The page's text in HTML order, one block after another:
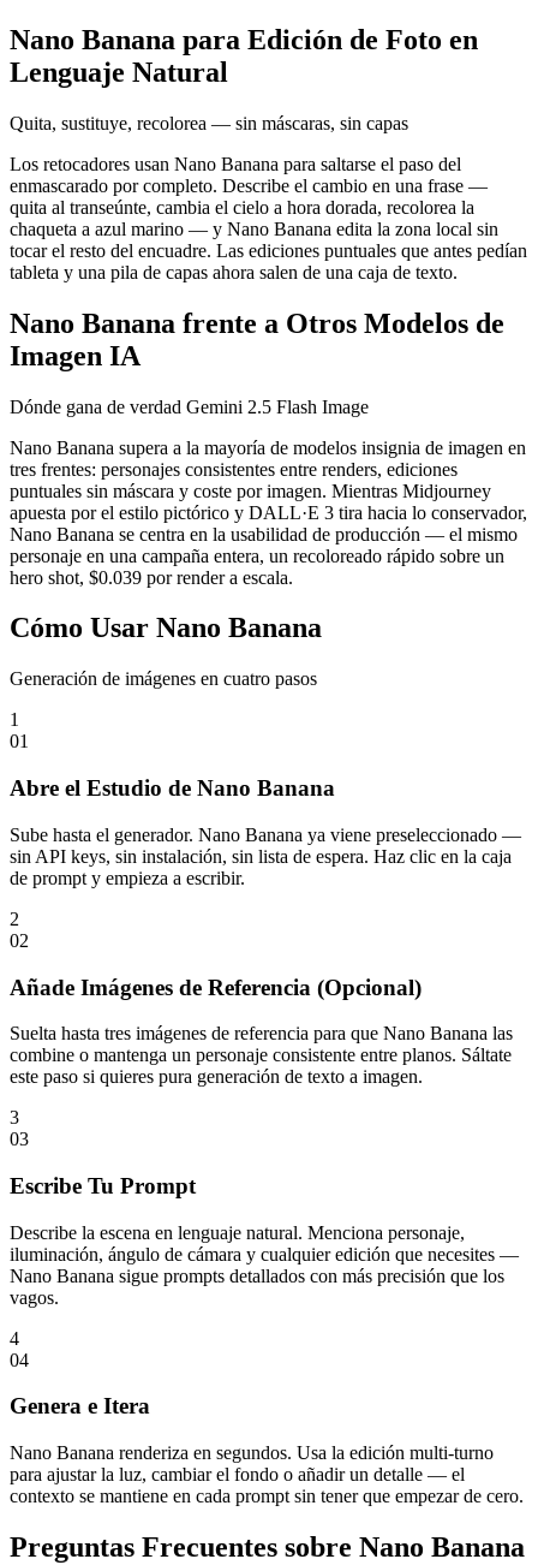
Nano Banana para Edición de Foto en
Lenguaje Natural
Quita, sustituye, recolorea — sin máscaras, sin capas
Los retocadores usan Nano Banana para saltarse el paso del
enmascarado por completo. Describe el cambio en una frase —
quita al transeúnte, cambia el cielo a hora dorada, recolorea la
chaqueta a azul marino — y Nano Banana edita la zona local sin
tocar el resto del encuadre. Las ediciones puntuales que antes pedían
tableta y una pila de capas ahora salen de una caja de texto.
Nano Banana frente a Otros Modelos de
Imagen IA
Dónde gana de verdad Gemini 2.5 Flash Image
Nano Banana supera a la mayoría de modelos insignia de imagen en
tres frentes: personajes consistentes entre renders, ediciones
puntuales sin máscara y coste por imagen. Mientras Midjourney
apuesta por el estilo pictórico y DALL·E 3 tira hacia lo conservador,
Nano Banana se centra en la usabilidad de producción — el mismo
personaje en una campaña entera, un recoloreado rápido sobre un
hero shot, $0.039 por render a escala.
Cómo Usar Nano Banana
Generación de imágenes en cuatro pasos
1
01
Abre el Estudio de Nano Banana
Sube hasta el generador. Nano Banana ya viene preseleccionado —
sin API keys, sin instalación, sin lista de espera. Haz clic en la caja
de prompt y empieza a escribir.
2
02
Añade Imágenes de Referencia (Opcional)
Suelta hasta tres imágenes de referencia para que Nano Banana las
combine o mantenga un personaje consistente entre planos. Sáltate
este paso si quieres pura generación de texto a imagen.
3
03
Escribe Tu Prompt
Describe la escena en lenguaje natural. Menciona personaje,
iluminación, ángulo de cámara y cualquier edición que necesites —
Nano Banana sigue prompts detallados con más precisión que los
vagos.
4
04
Genera e Itera
Nano Banana renderiza en segundos. Usa la edición multi-turno
para ajustar la luz, cambiar el fondo o añadir un detalle — el
contexto se mantiene en cada prompt sin tener que empezar de cero.
Preguntas Frecuentes sobre Nano Banana